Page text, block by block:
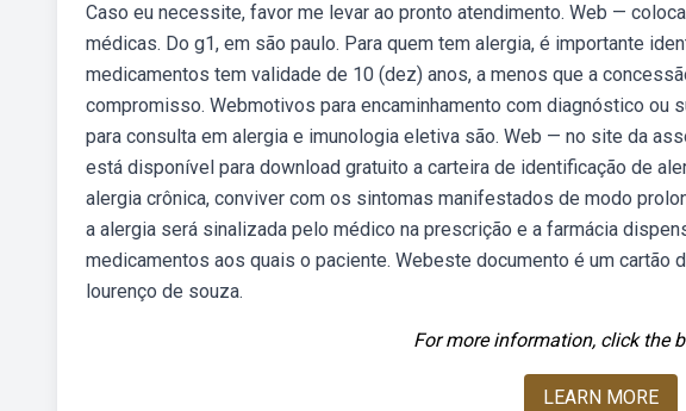
Caso eu necessite, favor me levar ao pronto atendimento. Web —
médicas. Do g1, em são paulo. Para quem tem alergia, é importante
medicamentos tem validade de 10 (dez) anos, a menos que a
compromisso. Webmotivos para encaminhamento com diagnóstico ou
para consulta em alergia e imunologia eletiva são. Web — no site da
está disponível para download gratuito a carteira de identificação de
alergia crônica, conviver com os sintomas manifestados de modo
a alergia será sinalizada pelo médico na prescrição e a farmácia
medicamentos aos quais o paciente. Webeste documento é um cartão
lourenço de souza.
For more information, click the
LEARN MORE